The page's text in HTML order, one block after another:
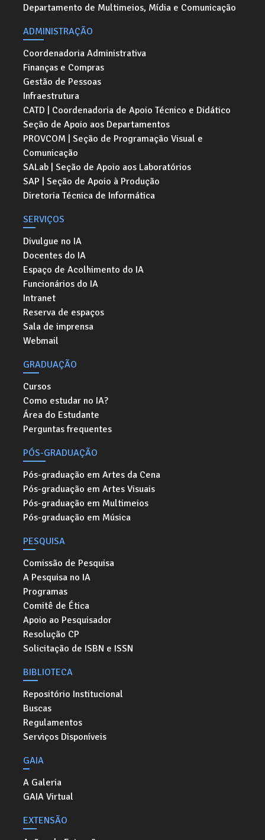
Departamento de Multimeios, Mídia e Comunicação
ADMINISTRAÇÃO
Coordenadoria Administrativa
Finanças e Compras
Gestão de Pessoas
Infraestrutura
CATD | Coordenadoria de Apoio Técnico e Didático
Seção de Apoio aos Departamentos
PROVCOM | Seção de Programação Visual e
Comunicação
SALab | Seção de Apoio aos Laboratórios
SAP | Seção de Apoio à Produção
Diretoria Técnica de Informática
SERVIÇOS
Divulgue no IA
Docentes do IA
Espaço de Acolhimento do IA
Funcionários do IA
Intranet
Reserva de espaços
Sala de imprensa
Webmail
GRADUAÇÃO
Cursos
Como estudar no IA?
Área do Estudante
Perguntas frequentes
PÓS-GRADUAÇÃO
Pós-graduação em Artes da Cena
Pós-graduação em Artes Visuais
Pós-graduação em Multimeios
Pós-graduação em Música
PESQUISA
Comissão de Pesquisa
A Pesquisa no IA
Programas
Comitê de Ética
Apoio ao Pesquisador
Resolução CP
Solicitação de ISBN e ISSN
BIBLIOTECA
Repositório Institucional
Buscas
Regulamentos
Serviços Disponíveis
GAIA
A Galeria
GAIA Virtual
EXTENSÃO